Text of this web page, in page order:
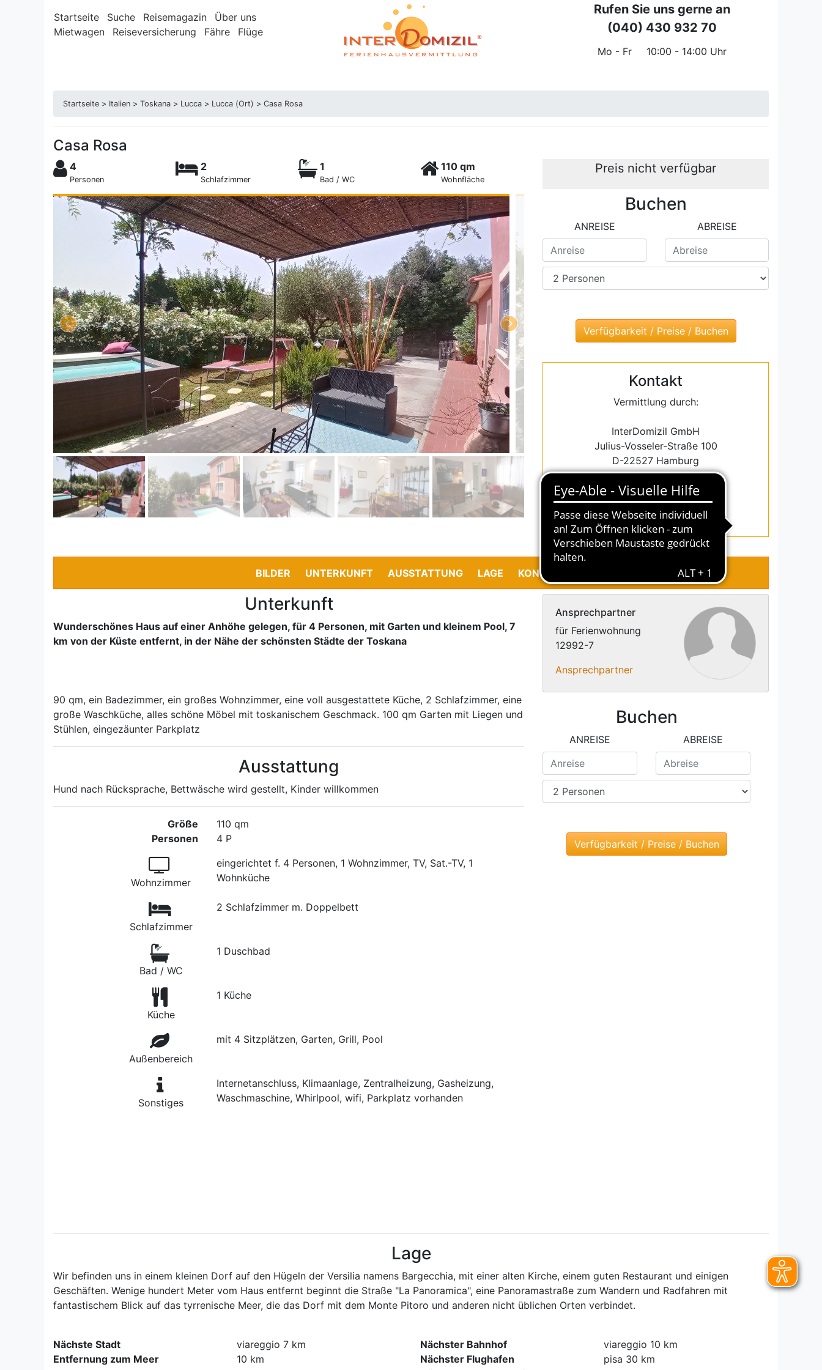
Startseite Suche Reisemagazin
Über uns
Mietwagen
Reiseversicherung Fähre Flüge
Rufen Sie uns gerne an
(040) 430 932 70
Mo - Fr 10:00 - 14:00 Uhr
Startseite > Italien > Toskana > Lucca > Lucca (Ort) > Casa Rosa
Casa Rosa
4
Personen
2
Schlafzimmer
1
Bad / WC
110 qm
Wohnfläche
Preis nicht verfügbar
Buchen
ANREISE ABREISE
Kontakt
Vermittlung durch:
InterDomizil GmbH
Julius-Vosseler-Straße 100
D-22527 Hamburg
Email: info@interdomizil.de
Tel.: +49-(0)40-43093270
Fax.: +49-(0)40-43093283
BILDER UNTERKUNFT AUSSTATTUNG LAGE KONTAKT
Unterkunft
Wunderschönes Haus auf einer Anhöhe gelegen, für 4 Personen, mit Garten und kleinem Pool, 7
km von der Küste entfernt, in der Nähe der schönsten Städte der Toskana
90 qm, ein Badezimmer, ein großes Wohnzimmer, eine voll ausgestattete Küche, 2 Schlafzimmer, eine
große Waschküche, alles schöne Möbel mit toskanischem Geschmack. 100 qm Garten mit Liegen und
Stühlen, eingezäunter Parkplatz
Ausstattung
Hund nach Rücksprache, Bettwäsche wird gestellt, Kinder willkommen
Größe
Personen
110 qm
4 P
Wohnzimmer
eingerichtet f. 4 Personen, 1 Wohnzimmer, TV, Sat.-TV, 1
Wohnküche
Schlafzimmer
2 Schlafzimmer m. Doppelbett
Bad / WC
1 Duschbad
Küche
1 Küche
Außenbereich
mit 4 Sitzplätzen, Garten, Grill, Pool
Sonstiges
Internetanschluss, Klimaanlage, Zentralheizung, Gasheizung,
Waschmaschine, Whirlpool, wifi, Parkplatz vorhanden
Ansprechpartner
für Ferienwohnung
12992-7
Ansprechpartner
Buchen
ANREISE ABREISE
Lage
Wir befinden uns in einem kleinen Dorf auf den Hügeln der Versilia namens Bargecchia, mit einer alten Kirche, einem guten Restaurant und einigen
Geschäften. Wenige hundert Meter vom Haus entfernt beginnt die Straße "La Panoramica", eine Panoramastraße zum Wandern und Radfahren mit
fantastischem Blick auf das tyrrenische Meer, die das Dorf mit dem Monte Pitoro und anderen nicht üblichen Orten verbindet.
Nächste Stadt
viareggio 7 km
Entfernung zum Meer
10 km
Nächster Bahnhof
viareggio 10 km
Nächster Flughafen
pisa 30 km